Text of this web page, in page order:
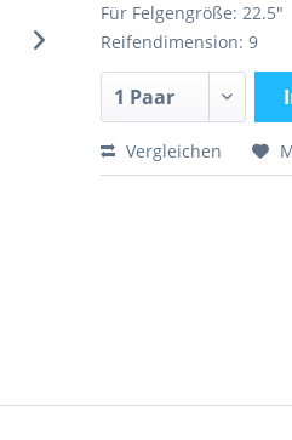
Für Felgengröße: 22.5"
Reifendimension: 9
Vergleichen